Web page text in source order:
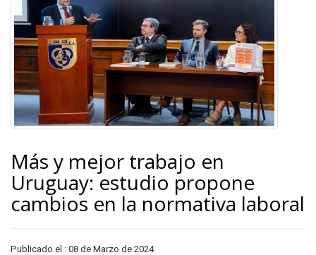
Más y mejor trabajo en
Uruguay: estudio propone
cambios en la normativa laboral
Publicado el : 08 de Marzo de 2024